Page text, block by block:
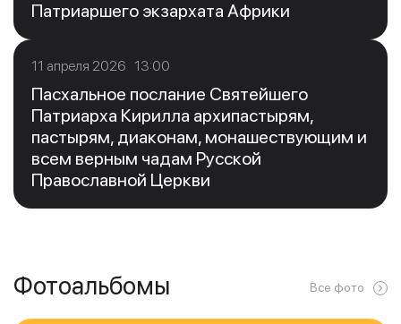
Патриаршего экзархата Африки
11 апреля 2026 13:00
Пасхальное послание Святейшего
Патриарха Кирилла архипастырям,
пастырям, диаконам, монашествующим и
всем верным чадам Русской
Православной Церкви
Фотоальбомы Все фото